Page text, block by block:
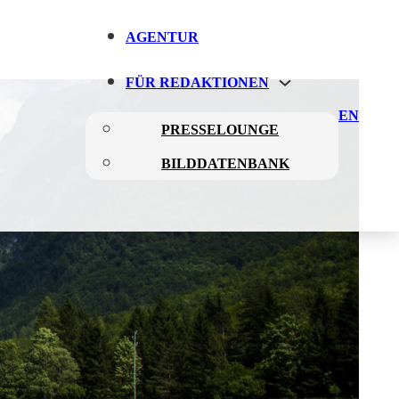
AGENTUR
FÜR REDAKTIONEN
PRESSELOUNGE
BILDDATENBANK
EN